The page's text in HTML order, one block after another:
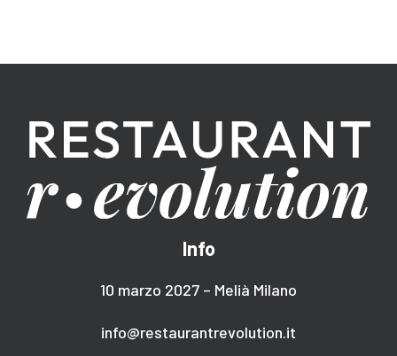
Info
10 marzo 2027 – Melià Milano
info@restaurantrevolution.it